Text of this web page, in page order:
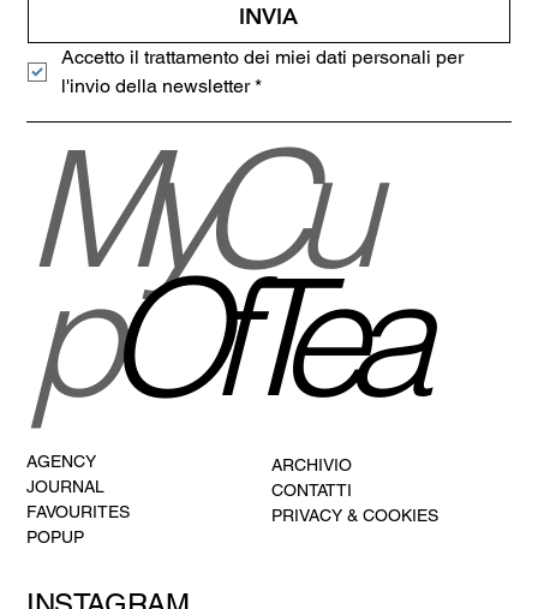
INVIA
Accetto il trattamento dei miei dati personali per
l'invio della newsletter *
MyCu
pOfTea
AGENCY
JOURNAL
FAVOURITES
POPUP
ARCHIVIO
CONTATTI
PRIVACY & COOKIES